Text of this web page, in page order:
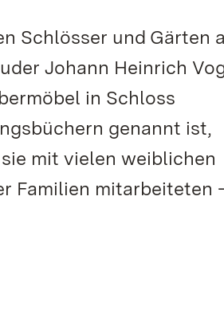
Schlösser und Gärten
Johann Heinrich
in Schloss
genannt ist,
mit vielen weiblichen
Familien mitarbeiteten